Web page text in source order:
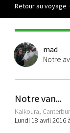
Retour au voyage
mad
Notre
Notre van...
Kaikoura,
Lundi 18 avril 2016